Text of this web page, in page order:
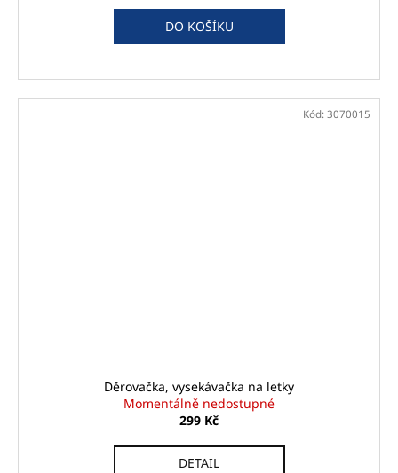
DO KOŠÍKU
Děrovačka, vysekávačka na letky
Momentálně nedostupné
299 Kč
DETAIL
Kód: 3070015